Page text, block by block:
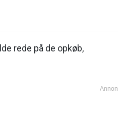
rede på de opkøb,